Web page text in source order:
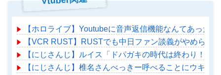
【ホロライブ】Youtubeに音声返信機能なんてあったの
【VCR RUST】RUSTでも中日ファン談義がやめられ
【にじさんじ】ルイス「ドパガキの時代は終わり！セ
【にじさんじ】椎名さんべっきー呼べることにウキウ